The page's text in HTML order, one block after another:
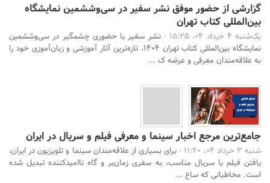
گزارشی از حضور موفق نشر سفیر در سی‌وششمین نمایشگاه
بین‌المللی کتاب تهران
یک‌شنبه 4 خرداد 04، 15:25 -
نشر سفیر با حضوری چشمگیر در سی‌وششمین
نمایشگاه بین‌المللی کتاب تهران 1404، تازه‌ترین آثار آموزشی و زبان‌آموزی خود را
به علاقه‌مندان معرفی و عرضه ک ...
جامع‌ترین مرجع اخبار سینما و معرفی فیلم و سریال در ایران
شنبه 3 خرداد 04، 11:40 -
برای بسیاری از علاقه‌مندان سینما و تلویزیون در ایران،
یافتن فیلم یا سریال مناسب، به سفری زمان‌بر و گاه ناامیدکننده تبدیل شده
است. مخاطبانی که ساع ...